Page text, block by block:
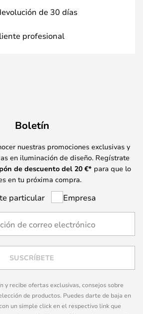
de 30 días
profesional
Boletín
nuestras promociones exclusivas y
en iluminación de diseño. Regístrate
de descuento del 20 €* para que lo
en tu próxima compra.
particular Empresa
SUSCRÍBETE
y recibe ofertas exclusivas, consejos sobre
de productos. Puedes darte de baja en
un simple click en el respectivo link que